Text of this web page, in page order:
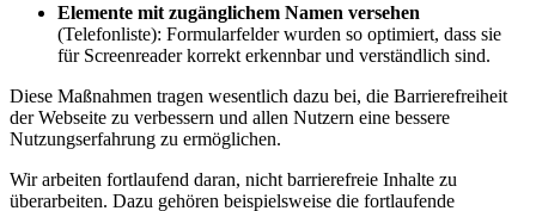
Elemente mit zugänglichem Namen versehen
(Telefonliste): Formularfelder wurden so optimiert, dass sie
für Screenreader korrekt erkennbar und verständlich sind.
Diese Maßnahmen tragen wesentlich dazu bei, die Barrierefreiheit
der Webseite zu verbessern und allen Nutzern eine bessere
Nutzungserfahrung zu ermöglichen.
Wir arbeiten fortlaufend daran, nicht barrierefreie Inhalte zu
überarbeiten. Dazu gehören beispielsweise die fortlaufende